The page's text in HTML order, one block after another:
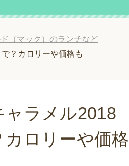
（マック）のランチなど
？カロリーや価格も
ラメル2018
ロリーや価格